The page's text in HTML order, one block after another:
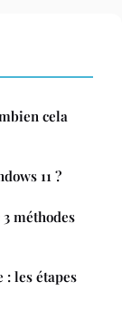
cela
11 ?
méthodes
les étapes